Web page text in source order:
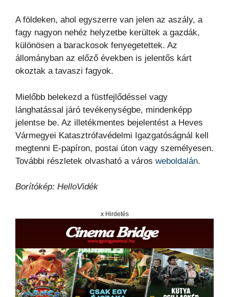
A földeken, ahol egyszerre van jelen az aszály, a
fagy nagyon nehéz helyzetbe kerültek a gazdák,
különösen a barackosok fenyegetettek. Az
állományban az előző években is jelentős kárt
okoztak a tavaszi fagyok.
Mielőbb belekezd a füstfejlődéssel vagy
lánghatással járó tevékenységbe, mindenképp
jelentse be. Az illetékmentes bejelentést a Heves
Vármegyei Katasztrófavédelmi Igazgatóságnál kell
megtenni E-papíron, postai úton vagy személyesen.
További részletek olvasható a város weboldalán.
Borítókép: HelloVidék
x Hirdetés